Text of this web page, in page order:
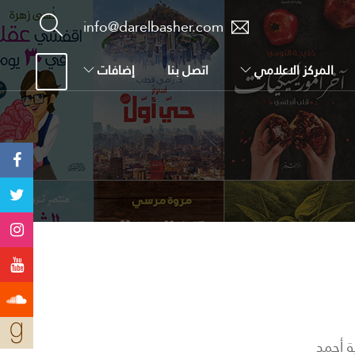
info@darelbasher.com
المركز الاعلامي اتصل بنا إضافات
أحمد